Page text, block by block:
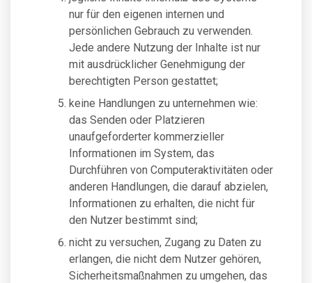
nur für den eigenen internen und
persönlichen Gebrauch zu verwenden.
Jede andere Nutzung der Inhalte ist nur
mit ausdrücklicher Genehmigung der
berechtigten Person gestattet;
keine Handlungen zu unternehmen wie:
das Senden oder Platzieren
unaufgeforderter kommerzieller
Informationen im System, das
Durchführen von Computeraktivitäten oder
anderen Handlungen, die darauf abzielen,
Informationen zu erhalten, die nicht für
den Nutzer bestimmt sind;
nicht zu versuchen, Zugang zu Daten zu
erlangen, die nicht dem Nutzer gehören,
Sicherheitsmaßnahmen zu umgehen, das